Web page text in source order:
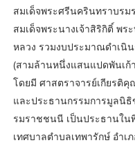
สมเด็จพระศรีนครินทราบร
สมเด็จพระนางเจ้าสิริกิติ์ พ
หลวง รวมงบประมาณดำเนิ
(สามล้านหนึ่งแสนแปดพันเก้
โดยมี ศาสตราจารย์เกียรติ
และประธานกรรมการมูลนิ
รมราชชนนี เป็นประธานใน
เทศบาลตำบลเทพารักษ์ อำเ